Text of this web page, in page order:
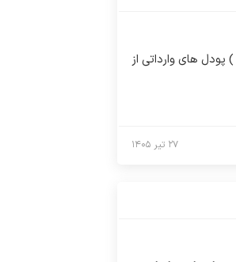
پودل های وارداتی از
۲۷ تیر ۱۴۰۵